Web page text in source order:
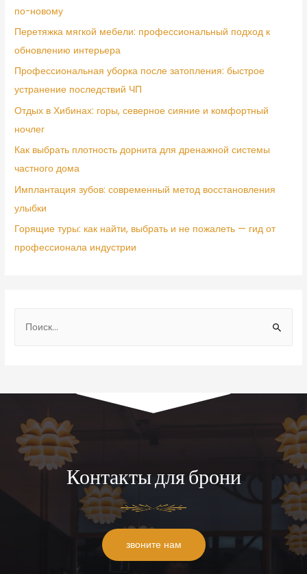
по-новому
Перетяжка мягкой мебели: профессиональный подход к
обновлению интерьера
Профессиональная уборка после затопления: быстрое
устранение последствий ЧП
Отдых в Хибинах: горы, северное сияние и комфортный
ночлег
Как выбрать плотность дорнита для дренажной системы
частного дома
Имплантация зубов: современный метод восстановления
улыбки
Горящие туры: как найти, выбрать и не пожалеть — гид от
профессионала индустрии
Контакты для брони
звоните нам